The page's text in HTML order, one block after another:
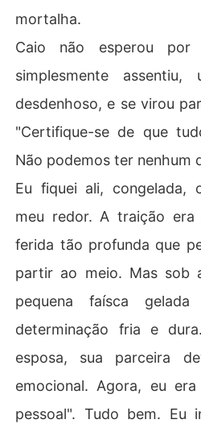
mortalha.
Caio não esperou por
simplesmente
desdenhoso, e se virou
"Certifique-se de que
Não podemos ter nenhum
Eu fiquei ali, congelada,
meu redor. A traição
ferida tão profunda que
partir ao meio. Mas sob
pequena faísca
determinação fria e
esposa, sua parceira
emocional. Agora, eu
pessoal". Tudo bem. Eu